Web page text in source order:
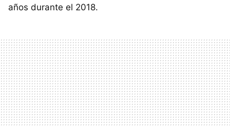
años durante el 2018.